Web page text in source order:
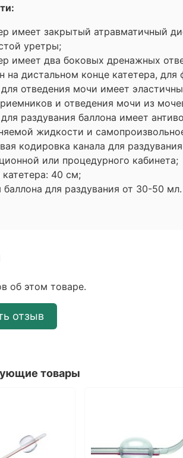
имеет закрытый атравматичный
уретры;
имеет два боковых дренажных
на дистальном конце катетера,
отведения мочи имеет
и отведения мочи из
раздувания баллона имеет
жидкости и
кодировка канала для
или процедурного кабинета;
40 см;
баллона для раздувания от 30-50 мл.
об этом товаре.
отзыв
товары